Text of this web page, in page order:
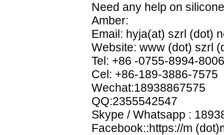
Need any help on
Amber:
Email: hyja(at) szrl (dot)
Website: www (dot) szrl
Tel: +86 -0755-8994-8006
Cel: +86-189-3886-7575
Wechat:18938867575
QQ:2355542547
Skype / Whatsapp :
Facebook::https://m